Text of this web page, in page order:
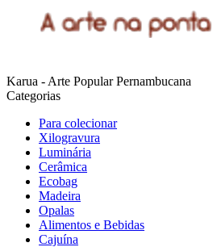
Karua - Arte Popular Pernambucana
Categorias
Para colecionar
Xilogravura
Luminária
Cerâmica
Ecobag
Madeira
Opalas
Alimentos e Bebidas
Cajuína